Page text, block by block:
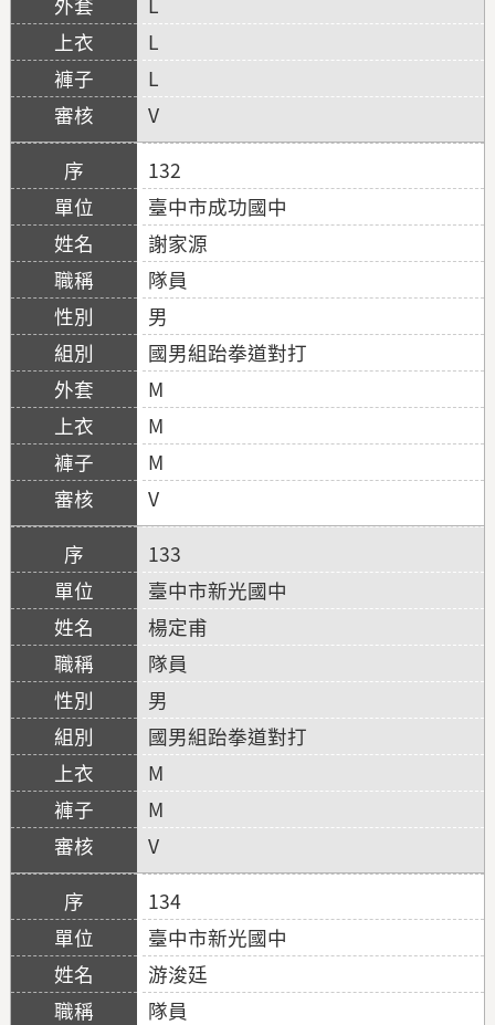
L
L
V
132
臺中市成功國中
謝家源
隊員
男
國男組跆拳道對打
M
M
M
V
133
臺中市新光國中
楊定甫
隊員
男
國男組跆拳道對打
M
M
V
134
臺中市新光國中
游浚廷
隊員